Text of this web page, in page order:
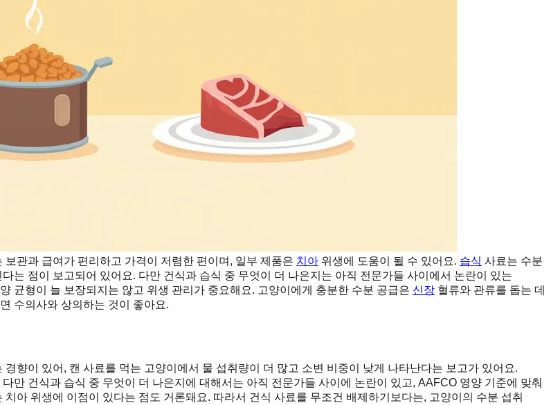
보관과 급여가 편리하고 가격이 저렴한 편이며, 일부 제품은 치아 위생에 도움이 될 수 있어요. 습식 사료는 수분
는 점이 보고되어 있어요. 다만 건식과 습식 중 무엇이 더 나은지는 아직 전문가들 사이에서 논란이 있는
균형이 늘 보장되지는 않고 위생 관리가 중요해요. 고양이에게 충분한 수분 공급은 신장 혈류와 관류를 돕는 데
수의사와 상의하는 것이 좋아요.
향이 있어, 캔 사료를 먹는 고양이에서 물 섭취량이 더 많고 소변 비중이 낮게 나타난다는 보고가 있어요.
만 건식과 습식 중 무엇이 더 나은지에 대해서는 아직 전문가들 사이에 논란이 있고, AAFCO 영양 기준에 맞춰
아 위생에 이점이 있다는 점도 거론돼요. 따라서 건식 사료를 무조건 배제하기보다는, 고양이의 수분 섭취